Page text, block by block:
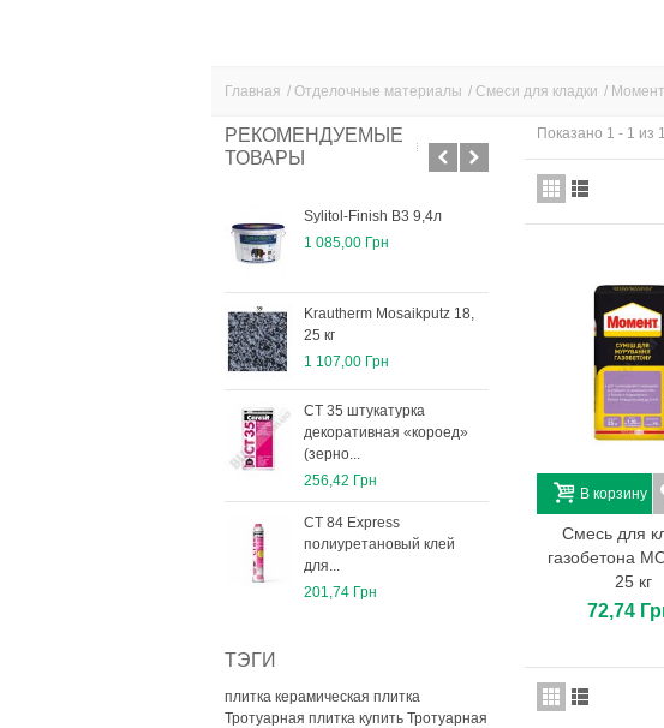
Главная / Отделочные материалы / Смеси для кладки / Момент
РЕКОМЕНДУЕМЫЕ
ТОВАРЫ
Sylitol-Finish B3 9,4л
1 085,00 Грн
Krautherm Mosaikputz 18,
25 кг
1 107,00 Грн
СТ 35 штукатурка
декоративная «короед»
(зерно...
256,42 Грн
СТ 84 Express
полиуретановый клей
для...
201,74 Грн
Тротуарная
Двойное «Т»
Цвет:...
212,40 Грн
Ступенька
214,18 Грн
1 253,00 Грн
ТЭГИ
плитка керамическая плитка
Тротуарная плитка купить Тротуарная
Показано 1 - 1 из
В корзину
Смесь для
газобетона
25 кг
72,74